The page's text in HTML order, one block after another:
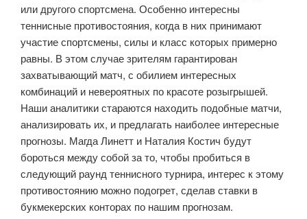
или другого спортсмена. Особенно интересны
теннисные противостояния, когда в них принимают
участие спортсмены, силы и класс которых примерно
равны. В этом случае зрителям гарантирован
захватывающий матч, с обилием интересных
комбинаций и невероятных по красоте розыгрышей.
Наши аналитики стараются находить подобные матчи,
анализировать их, и предлагать наиболее интересные
прогнозы. Магда Линетт и Наталия Костич будут
бороться между собой за то, чтобы пробиться в
следующий раунд теннисного турнира, интерес к этому
противостоянию можно подогрет, сделав ставки в
букмекерских конторах по нашим прогнозам.